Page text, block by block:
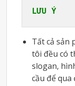
LƯU Ý
Tất cả sản
tôi đều có
slogan,
cầu để